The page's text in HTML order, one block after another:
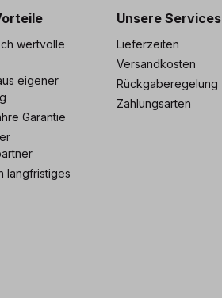
wertvolle
eigener
Garantie
langfristiges
Unsere Services
Lieferzeiten
Versandkosten
Rückgaberegelung
Zahlungsarten